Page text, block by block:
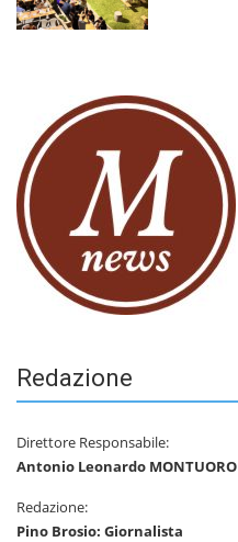
Redazione
Direttore Responsabile:
Antonio Leonardo MONTUORO
Redazione:
Pino Brosio: Giornalista